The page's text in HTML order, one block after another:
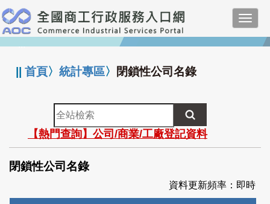
跳
到
主
要
:::
||首頁〉統計專區〉 閉鎖性公司名錄
全
站
檢
索
【熱門查詢】公司/商業/工廠登記資料
閉鎖性公司名錄
資料更新頻率：即時